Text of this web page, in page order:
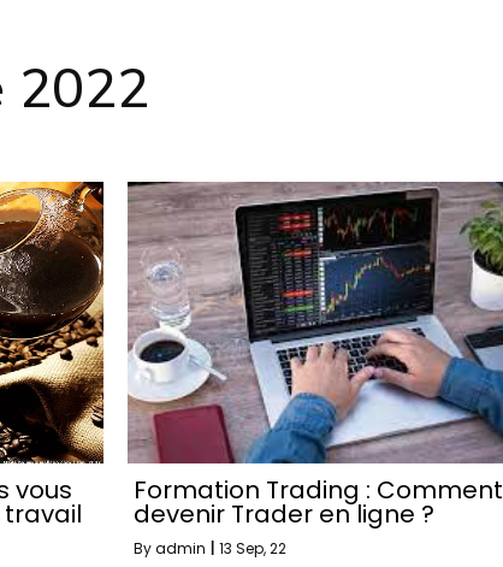
2022
vous
travail
Formation Trading : Comment
devenir Trader en ligne ?
Byadmin 13 Sep, 22